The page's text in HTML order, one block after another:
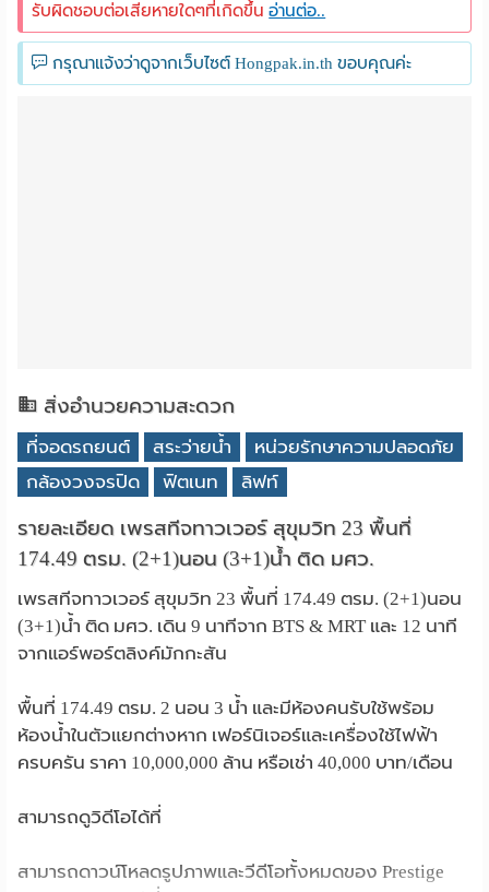
รับผิดชอบต่อเสียหายใดๆที่เกิดขึ้นอ่านต่อ..
กรุณาแจ้งว่าดูจากเว็บไซต์ Hongpak.in.th ขอบคุณค่ะ
สิ่งอำนวยความสะดวก
ที่จอดรถยนต์ สระว่ายน้ำ
หน่วยรักษาความปลอดภัย
กล้องวงจรปิด
ฟิตเนท ลิฟท์
รายละเอียด เพรสทีจทาวเวอร์ สุขุมวิท 23 พื้นที่
174.49 ตรม. (2+1)นอน (3+1)น้ำ ติด มศว.
เพรสทีจทาวเวอร์ สุขุมวิท 23 พื้นที่ 174.49 ตรม. (2+1)นอน
(3+1)น้ำ ติด มศว. เดิน 9 นาทีจาก BTS & MRT และ 12 นาที
จากแอร์พอร์ตลิงค์มักกะสัน
พื้นที่ 174.49 ตรม. 2 นอน 3 น้ำ และมีห้องคนรับใช้พร้อม
ห้องน้ำในตัวแยกต่างหาก เฟอร์นิเจอร์และเครื่องใช้ไฟฟ้า
ครบครัน ราคา 10,000,000 ล้าน หรือเช่า 40,000 บาท/เดือน
สามารถดูวิดีโอได้ที่
สามารถดาวน์โหลดรูปภาพและวีดีโอทั้งหมดของ Prestige